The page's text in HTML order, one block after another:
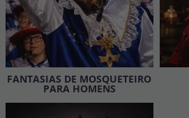
FANTASIAS DE MOSQUETEIRO
PARA HOMENS